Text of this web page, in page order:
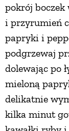
pokrój boczek
i przyrumień
papryki i
podgrzewaj
dolewając po
mieloną
delikatnie
kilka minut